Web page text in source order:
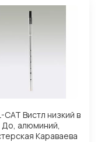
CAT Вистл низкий в
До, алюминий,
Караваева